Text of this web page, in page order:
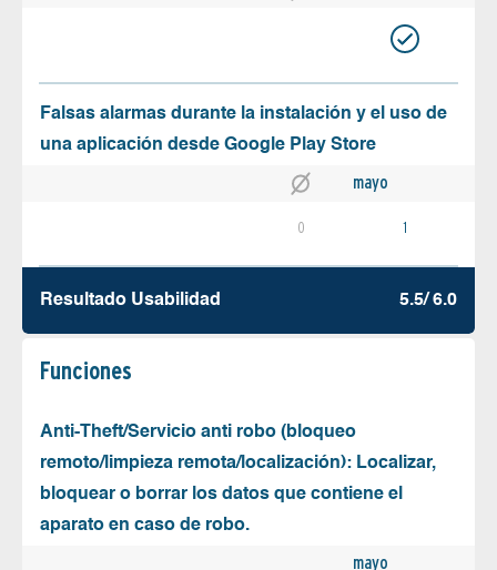
Falsas alarmas durante la instalación y el uso de
una aplicación desde Google Play Store
mayo
0 1
Resultado Usabilidad 5.5/ 6.0
Funciones
Anti-Theft/Servicio anti robo (bloqueo
remoto/limpieza remota/localización): Localizar,
bloquear o borrar los datos que contiene el
aparato en caso de robo.
mayo